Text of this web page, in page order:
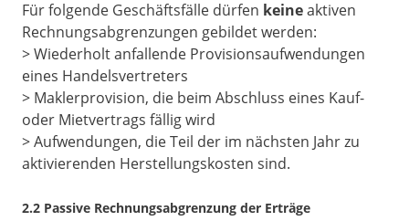
Für folgende Geschäftsfälle dürfen keineaktiven
Rechnungsabgrenzungen gebildet werden:
> Wiederholt anfallende Provisionsaufwendungen
eines Handelsvertreters
> Maklerprovision, die beim Abschluss eines Kauf-
oder Mietvertrags fällig wird
> Aufwendungen, die Teil der im nächsten Jahr zu
aktivierenden Herstellungskosten sind.
2.2 Passive Rechnungsabgrenzung der Erträge